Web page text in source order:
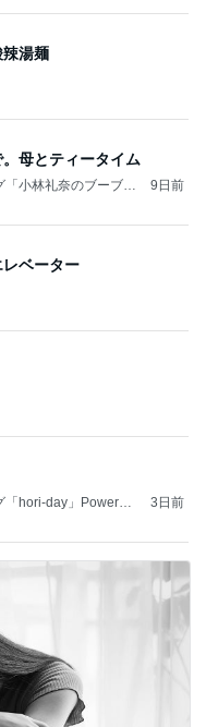
湯麺
母とティータイム
小林礼奈のブーブー
9日前
ベーター
「hori-day」Powered
3日前